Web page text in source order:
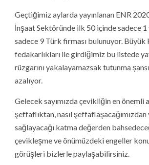
Geçtiğimiz aylarda yayınlanan ENR
İnşaat Sektöründe ilk 50 içinde sadece 1
sadece 9 Türk firması bulunuyor. Büyük
fedakarlıkları ile girdiğimiz bu listede
rüzgarını yakalayamazsak tutunma
azalıyor.
Gelecek sayımızda çevikliğin en önemli
şeffaflıktan, nasıl
sağlayacağı katma değerden
çevikleşme ve önümüzdeki engeller
görüşleri bizlerle paylaşabilirsiniz.